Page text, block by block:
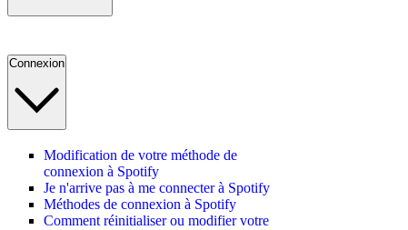
Connexion
Modification de votre méthode de
connexion à Spotify
Je n'arrive pas à me connecter à Spotify
Méthodes de connexion à Spotify
Comment réinitialiser ou modifier votre